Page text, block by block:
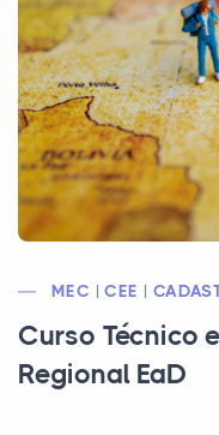
MEC | CEE |
Curso Técnico
Regional EaD